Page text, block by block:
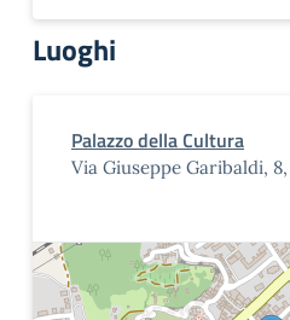
Luoghi
Palazzo della Cultura
Via Giuseppe Garibaldi,